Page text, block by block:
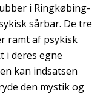
i Ringkøbing-
sårbar. De tre
ramt af psykisk
i deres egne
kan indsatsen
den mystik og